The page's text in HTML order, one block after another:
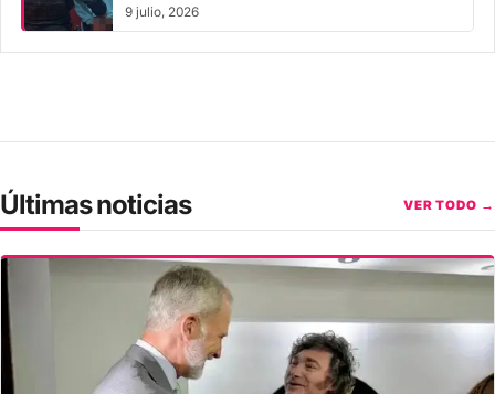
9 julio, 2026
Últimas noticias VER TODO →